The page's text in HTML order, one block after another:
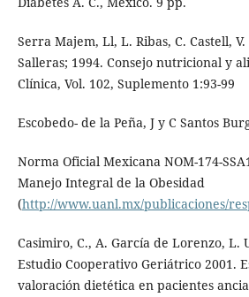
Serra Majem, Ll, L. Ribas, C. Castell,
Salleras; 1994. Consejo nutricional y
Clínica, Vol. 102, Suplemento 1:93-99
Escobedo- de la Peña, J y C Santos
Norma Oficial Mexicana NOM-174-
Manejo Integral de la Obesidad
(http://www.uanl.mx/publicaciones/
Casimiro, C., A. García de Lorenzo, L.
Estudio Cooperativo Geriátrico 2001.
valoración dietética en pacientes